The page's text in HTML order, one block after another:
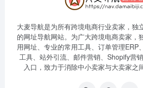
大麦导航是为所有跨境电商行业卖家，独
的网址导航网站。为广大跨境电商卖家，
用网址、专业的常用工具、订单管理ERP
工具、站外引流、邮件营销、Shopify营
入口，致力于消除中小卖家与大卖家之